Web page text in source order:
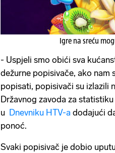
Igre na sreću
- Uspjeli smo obići sva
dežurne popisivače, ako nam
popisati, popisivači su izlazili
Državnog zavoda za
u Dnevniku HTV-a dodajući
ponoć.
Svaki popisivač je dobio